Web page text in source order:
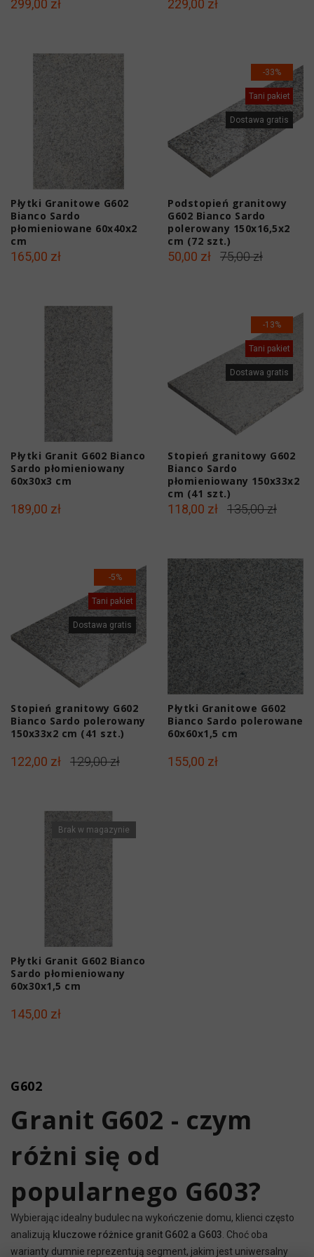
299,00 zł 229,00 zł
Płytki Granitowe G602
Bianco Sardo
płomieniowane 60x40x2
cm
165,00 zł
-33%
Tani pakiet
Dostawa gratis
Podstopień granitowy
G602 Bianco Sardo
polerowany 150x16,5x2
cm (72 szt.)
50,00 zł 75,00 zł
Płytki Granit G602 Bianco
Sardo płomieniowany
60x30x3 cm
189,00 zł
-13%
Tani pakiet
Dostawa gratis
Stopień granitowy G602
Bianco Sardo
płomieniowany 150x33x2
cm (41 szt.)
118,00 zł 135,00 zł
-5%
Tani pakiet
Dostawa gratis
Stopień granitowy G602
Bianco Sardo polerowany
150x33x2 cm (41 szt.)
122,00 zł 129,00 zł
Płytki Granitowe G602
Bianco Sardo polerowane
60x60x1,5 cm
155,00 zł
Brak w magazynie
Płytki Granit G602 Bianco
Sardo płomieniowany
60x30x1,5 cm
145,00 zł
G602
Granit G602 - czym
różni się od
popularnego G603?
Wybierając idealny budulec na wykończenie domu, klienci często
analizują kluczowe różnice granit G602 a G603. Choć oba
warianty dumnie reprezentują segment, jakim jest uniwersalny